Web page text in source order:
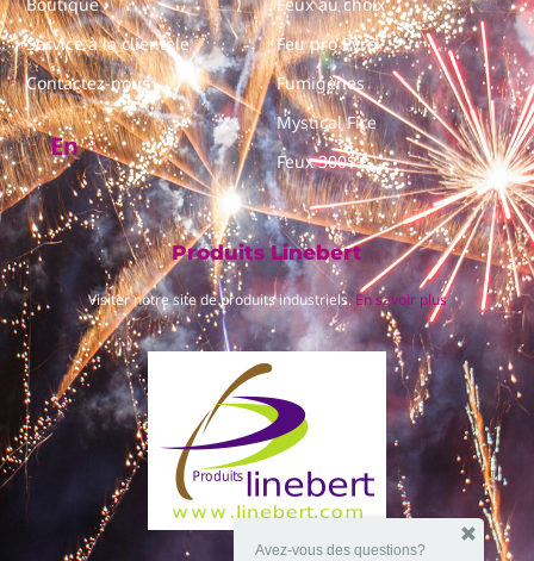
Service à la clientèle
Contactez-nous
En
Feu pro Pyro
Fumigènes
Mystical Fire
Feux 300$+
Produits Linebert
Visiter notre site de produits industriels.En savoir plus
Avez-vous des questions?